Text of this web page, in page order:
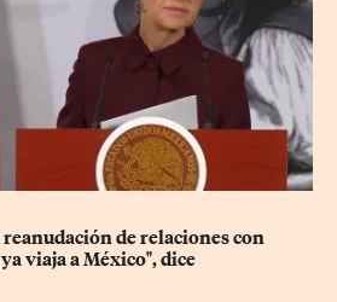
de relaciones con
viaja a México", dice